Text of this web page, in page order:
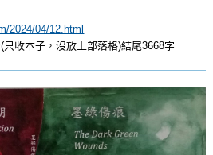
2024/04/12.html
收本子，沒放上部落格)結尾3668字